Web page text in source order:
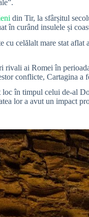
din Tir, la sfârșitul
în curând insulele și
cu celălalt mare stat
rivali ai Romei în
conflicte, Cartagina a
în timpul celui de-al
lor a avut un impact